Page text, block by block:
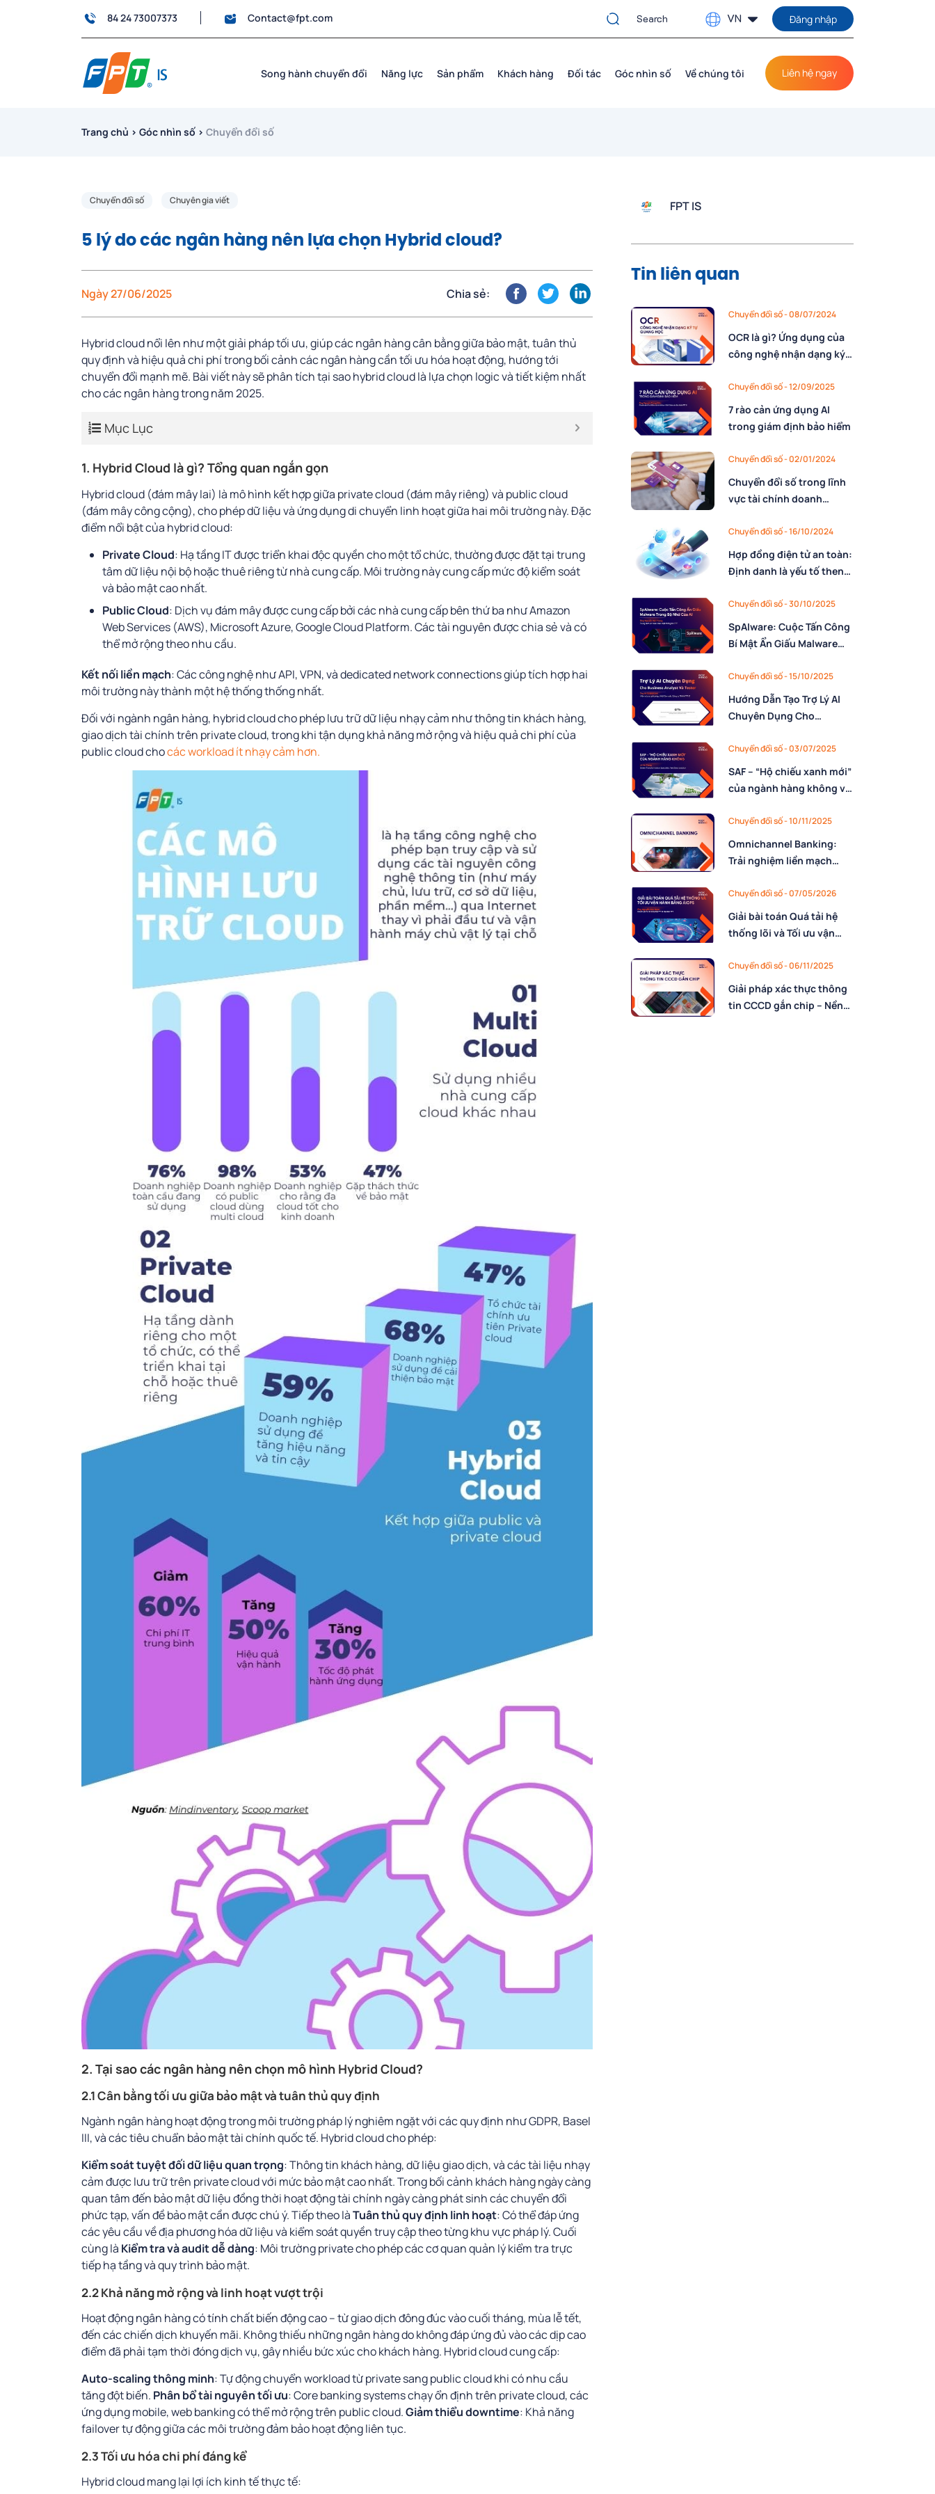
84 24 73007373 Contact@fpt.com VN Đăng nhập
Song hành chuyển đổi Năng lực Sản phẩm Khách hàng Đối tác Góc nhìn số Về chúng tôi Liên hệ ngay
Trang chủ › Góc nhìn số › Chuyển đổi số
Chuyển đổi số Chuyên gia viết
5 lý do các ngân hàng nên lựa chọn Hybrid cloud?
Ngày 27/06/2025 Chia sẻ:
Hybrid cloud nổi lên như một giải pháp tối ưu, giúp các ngân hàng cân bằng giữa bảo mật, tuân thủ
quy định và hiệu quả chi phí trong bối cảnh các ngân hàng cần tối ưu hóa hoạt động, hướng tới
chuyển đổi mạnh mẽ. Bài viết này sẽ phân tích tại sao hybrid cloud là lựa chọn logic và tiết kiệm nhất
cho các ngân hàng trong năm 2025.
Mục Lục
1. Hybrid Cloud là gì? Tổng quan ngắn gọn
Hybrid cloud (đám mây lai) là mô hình kết hợp giữa private cloud (đám mây riêng) và public cloud
(đám mây công cộng), cho phép dữ liệu và ứng dụng di chuyển linh hoạt giữa hai môi trường này. Đặc
điểm nổi bật của hybrid cloud:
Private Cloud: Hạ tầng IT được triển khai độc quyền cho một tổ chức, thường được đặt tại trung
tâm dữ liệu nội bộ hoặc thuê riêng từ nhà cung cấp. Môi trường này cung cấp mức độ kiểm soát
và bảo mật cao nhất.
Public Cloud: Dịch vụ đám mây được cung cấp bởi các nhà cung cấp bên thứ ba như Amazon
Web Services (AWS), Microsoft Azure, Google Cloud Platform. Các tài nguyên được chia sẻ và có
thể mở rộng theo nhu cầu.
Kết nối liền mạch: Các công nghệ như API, VPN, và dedicated network connections giúp tích hợp hai
môi trường này thành một hệ thống thống nhất.
Đối với ngành ngân hàng, hybrid cloud cho phép lưu trữ dữ liệu nhạy cảm như thông tin khách hàng,
giao dịch tài chính trên private cloud, trong khi tận dụng khả năng mở rộng và hiệu quả chi phí của
public cloud chocác workload ít nhạy cảm hơn.
2. Tại sao các ngân hàng nên chọn mô hình Hybrid Cloud?
2.1 Cân bằng tối ưu giữa bảo mật và tuân thủ quy định
Ngành ngân hàng hoạt động trong môi trường pháp lý nghiêm ngặt với các quy định như GDPR, Basel
III, và các tiêu chuẩn bảo mật tài chính quốc tế. Hybrid cloud cho phép:
Kiểm soát tuyệt đối dữ liệu quan trọng: Thông tin khách hàng, dữ liệu giao dịch, và các tài liệu nhạy
cảm được lưu trữ trên private cloud với mức bảo mật cao nhất. Trong bối cảnh khách hàng ngày càng
quan tâm đến bảo mật dữ liệu đồng thời hoạt động tài chính ngày càng phát sinh các chuyển đổi
phức tạp, vấn đề bảo mật cần được chú ý. Tiếp theo làTuân thủ quy định linh hoạt: Có thể đáp ứng
các yêu cầu về địa phương hóa dữ liệu và kiểm soát quyền truy cập theo từng khu vực pháp lý. Cuối
cùng là Kiểm tra và audit dễ dàng: Môi trường private cho phép các cơ quan quản lý kiểm tra trực
tiếp hạ tầng và quy trình bảo mật.
2.2 Khả năng mở rộng và linh hoạt vượt trội
Hoạt động ngân hàng có tính chất biến động cao – từ giao dịch đông đúc vào cuối tháng, mùa lễ tết,
đến các chiến dịch khuyến mãi. Không thiếu những ngân hàng do không đáp ứng đủ vào các dịp cao
điểm đã phải tạm thời đóng dịch vụ, gây nhiều bức xúc cho khách hàng. Hybrid cloud cung cấp:
Auto-scaling thông minh: Tự động chuyển workload từ private sang public cloud khi có nhu cầu
tăng đột biến. Phân bổ tài nguyên tối ưu: Core banking systems chạy ổn định trên private cloud, các
ứng dụng mobile, web banking có thể mở rộng trên public cloud.Giảm thiểu downtime: Khả năng
failover tự động giữa các môi trường đảm bảo hoạt động liên tục.
2.3 Tối ưu hóa chi phí đáng kể
Hybrid cloud mang lại lợi ích kinh tế thực tế:
FPT IS
Tin liên quan
Chuyển đổi số - 08/07/2024
OCR là gì? Ứng dụng của
công nghệ nhận dạng ký
Chuyển đổi số - 12/09/2025
7 rào cản ứng dụng AI
trong giám định bảo hiểm
Chuyển đổi số - 02/01/2024
Chuyển đổi số trong lĩnh
vực tài chính doanh
Chuyển đổi số - 16/10/2024
Hợp đồng điện tử an toàn:
Định danh là yếu tố then
Chuyển đổi số - 30/10/2025
SpAIware: Cuộc Tấn Công
Bí Mật Ẩn Giấu Malware
Chuyển đổi số - 15/10/2025
Hướng Dẫn Tạo Trợ Lý AI
Chuyên Dụng Cho
Tester Với Custom GPTs
Chuyển đổi số - 03/07/2025
SAF – “Hộ chiếu xanh mới”
của ngành hàng không và
Chuyển đổi số - 10/11/2025
Omnichannel Banking:
Trải nghiệm liền mạch
Chuyển đổi số - 07/05/2026
Giải bài toán Quá tải hệ
thống lõi và Tối ưu vận
Chuyển đổi số - 06/11/2025
Giải pháp xác thực thông
tin CCCD gắn chip – Nền